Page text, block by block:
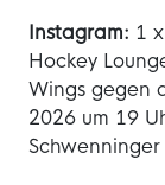
Instagram: 1
Hockey
Wings gegen
2026 um 19